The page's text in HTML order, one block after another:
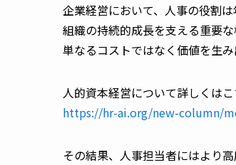
企業経営において、人事の役割
組織の持続的成長を支える重要
単なるコストではなく価値を生
人的資本経営について詳しくはこ
https://hr-ai.org/new-column/
その結果、人事担当者にはより